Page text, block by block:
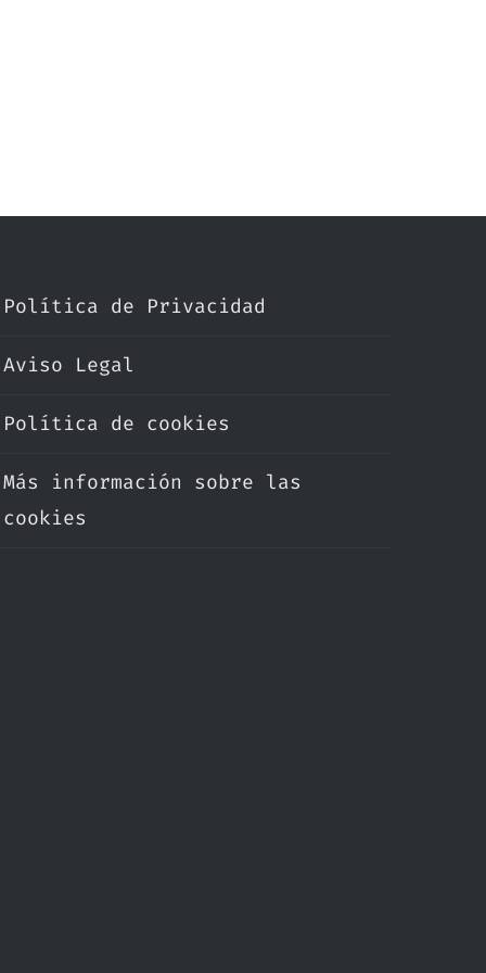
Política de Privacidad
Aviso Legal
Política de cookies
Más información sobre las
cookies